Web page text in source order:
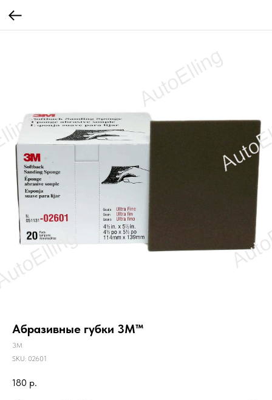
Абразивные губки 3M™
3M
SKU: 02601
180 р.